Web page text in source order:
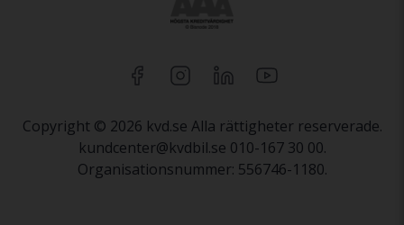
Copyright © 2026 kvd.se Alla rättigheter reserverade.
kundcenter@kvdbil.se 010-167 30 00.
Organisationsnummer: 556746-1180.